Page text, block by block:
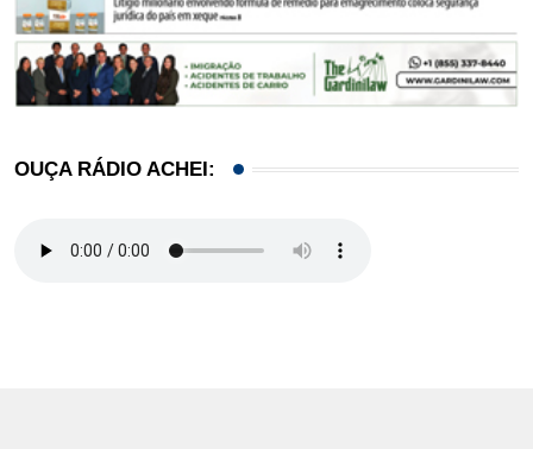
OUÇA RÁDIO ACHEI: